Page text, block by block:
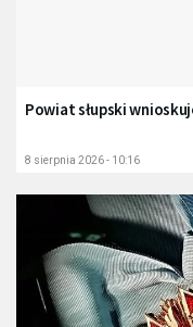
Powiat słupski
8 sierpnia 2026 - 10:16